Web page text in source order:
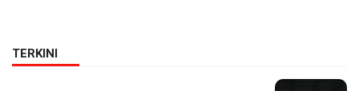
TERKINI